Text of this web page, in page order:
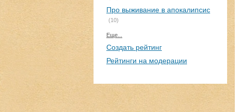
Про выживание в апокалипсис
(10)
Еще...
Создать рейтинг
Рейтинги на модерации